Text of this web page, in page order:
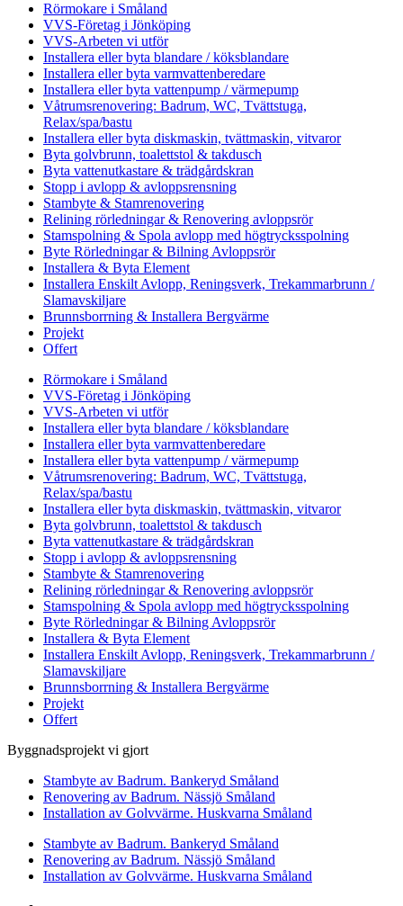
Rörmokare i Småland
VVS-Företag i Jönköping
VVS-Arbeten vi utför
Installera eller byta blandare / köksblandare
Installera eller byta varmvattenberedare
Installera eller byta vattenpump / värmepump
Våtrumsrenovering: Badrum, WC, Tvättstuga,
Relax/spa/bastu
Installera eller byta diskmaskin, tvättmaskin, vitvaror
Byta golvbrunn, toalettstol & takdusch
Byta vattenutkastare & trädgårdskran
Stopp i avlopp & avloppsrensning
Stambyte & Stamrenovering
Relining rörledningar & Renovering avloppsrör
Stamspolning & Spola avlopp med högtrycksspolning
Byte Rörledningar & Bilning Avloppsrör
Installera & Byta Element
Installera Enskilt Avlopp, Reningsverk, Trekammarbrunn /
Slamavskiljare
Brunnsborrning & Installera Bergvärme
Projekt
Offert
Rörmokare i Småland
VVS-Företag i Jönköping
VVS-Arbeten vi utför
Installera eller byta blandare / köksblandare
Installera eller byta varmvattenberedare
Installera eller byta vattenpump / värmepump
Våtrumsrenovering: Badrum, WC, Tvättstuga,
Relax/spa/bastu
Installera eller byta diskmaskin, tvättmaskin, vitvaror
Byta golvbrunn, toalettstol & takdusch
Byta vattenutkastare & trädgårdskran
Stopp i avlopp & avloppsrensning
Stambyte & Stamrenovering
Relining rörledningar & Renovering avloppsrör
Stamspolning & Spola avlopp med högtrycksspolning
Byte Rörledningar & Bilning Avloppsrör
Installera & Byta Element
Installera Enskilt Avlopp, Reningsverk, Trekammarbrunn /
Slamavskiljare
Brunnsborrning & Installera Bergvärme
Projekt
Offert
Byggnadsprojekt vi gjort
Stambyte av Badrum. Bankeryd Småland
Renovering av Badrum. Nässjö Småland
Installation av Golvvärme. Huskvarna Småland
Stambyte av Badrum. Bankeryd Småland
Renovering av Badrum. Nässjö Småland
Installation av Golvvärme. Huskvarna Småland